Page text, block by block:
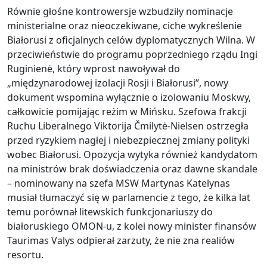
Równie głośne kontrowersje wzbudziły nominacje
ministerialne oraz nieoczekiwane, ciche wykreślenie
Białorusi z oficjalnych celów dyplomatycznych Wilna. W
przeciwieństwie do programu poprzedniego rządu Ingi
Ruginienė, który wprost nawoływał do
„międzynarodowej izolacji Rosji i Białorusi”, nowy
dokument wspomina wyłącznie o izolowaniu Moskwy,
całkowicie pomijając reżim w Mińsku. Szefowa frakcji
Ruchu Liberalnego Viktorija Čmilytė-Nielsen ostrzegła
przed ryzykiem nagłej i niebezpiecznej zmiany polityki
wobec Białorusi. Opozycja wytyka również kandydatom
na ministrów brak doświadczenia oraz dawne skandale
– nominowany na szefa MSW Martynas Katelynas
musiał tłumaczyć się w parlamencie z tego, że kilka lat
temu porównał litewskich funkcjonariuszy do
białoruskiego OMON-u, z kolei nowy minister finansów
Taurimas Valys odpierał zarzuty, że nie zna realiów
resortu.